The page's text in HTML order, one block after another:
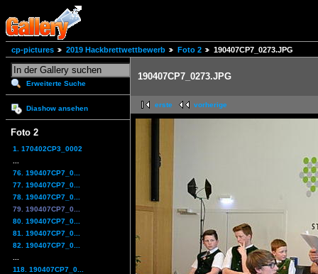
cp-pictures 2019 Hackbrettwettbewerb Foto 2 190407CP7_0273.JPG
Erweiterte Suche
Diashow ansehen
Foto 2
1. 170402CP3_0002
76. 190407CP7_0...
77. 190407CP7_0...
78. 190407CP7_0...
79. 190407CP7_0...
80. 190407CP7_0...
81. 190407CP7_0...
82. 190407CP7_0...
118. 190407CP7_0...
190407CP7_0273.JPG
erste vorherige